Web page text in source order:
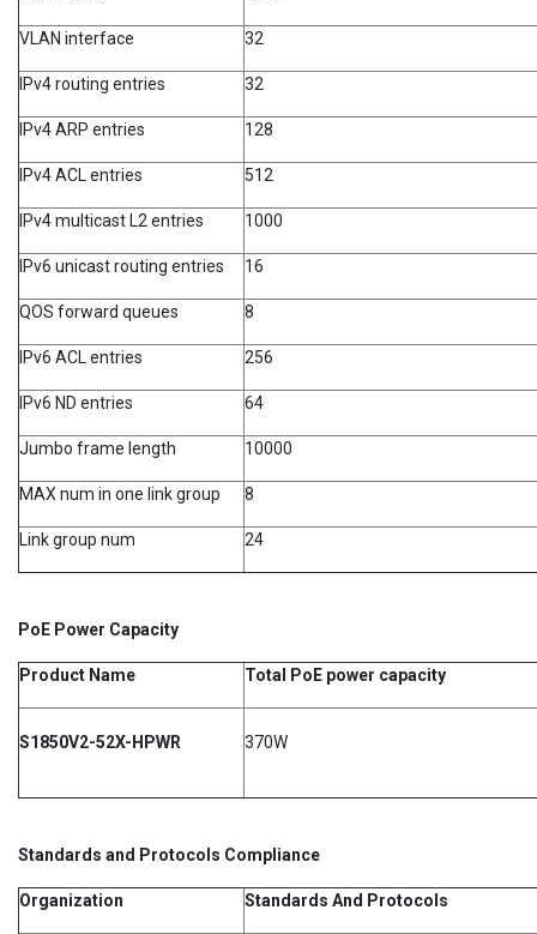
VLAN interface 32
IPv4 routing entries 32
IPv4 ARP entries 128
IPv4 ACL entries 512
IPv4 multicast L2 entries 1000
IPv6 unicast routing entries 16
QOS forward queues 8
IPv6 ACL entries 256
IPv6 ND entries 64
Jumbo frame length 10000
MAX num in one link group 8
Link group num 24
PoE Power Capacity
Product Name Total PoE power capacity
S1850V2-52X-HPWR 370W
Standards and Protocols Compliance
Organization Standards And Protocols